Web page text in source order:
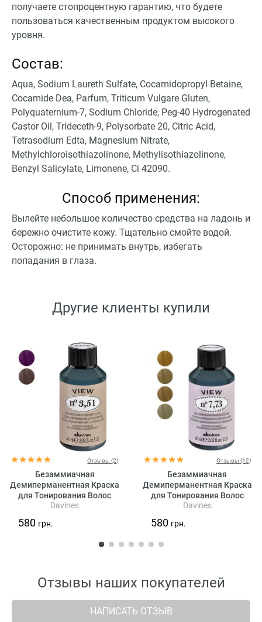
получаете стопроцентную гарантию, что будете
пользоваться качественным продуктом высокого
уровня.
Состав:
Aqua, Sodium Laureth Sulfate, Cocamidopropyl Betaine,
Cocamide Dea, Parfum, Triticum Vulgare Gluten,
Polyquaternium-7, Sodium Chloride, Peg-40 Hydrogenated
Castor Oil, Trideceth-9, Polysorbate 20, Citric Acid,
Tetrasodium Edta, Magnesium Nitrate,
Methylchloroisothiazolinone, Methylisothiazolinone,
Benzyl Salicylate, Limonene, Ci 42090.
Способ применения:
Вылейте небольшое количество средства на ладонь и
бережно очистите кожу. Тщательно смойте водой.
Осторожно: не принимать внутрь, избегать
попадания в глаза.
Другие клиенты купили
Отзывы (2)
Безаммиачная
Демиперманентная Краска
для Тонирования Волос
Davines View High Shine
Mahogany, 60 мл
Davines
580 грн.
Отзывы (12)
Безаммиачная
Демиперманентная Краска
для Тонирования Волос
Davines View High Shine
60 мл (бежевые оттенки)
Davines
580 грн.
Отзывы наших покупателей
НАПИСАТЬ ОТЗЫВ